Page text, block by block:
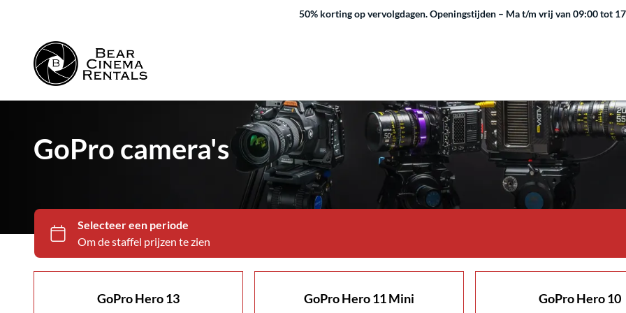
50% korting op vervolgdagen.Openingstijden – Ma t/m vrij van 09:00 tot
GoPro camera's
GoPro Hero 13 GoPro Hero 11 Mini GoPro Hero 10